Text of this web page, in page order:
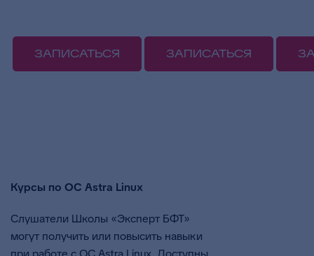
ЗАПИСАТЬСЯ ЗАПИСАТЬСЯ
Курсы по ОС Astra Linux
Слушатели Школы «Эксперт БФТ»
могут получить или повысить навыки